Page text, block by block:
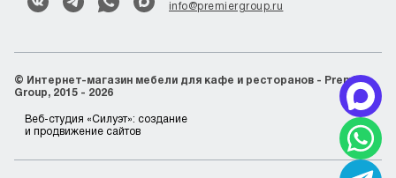
info@premiergroup.ru
© Интернет-магазин мебели для кафе и ресторанов - Premier
Group, 2015 - 2026
Веб-студия «Силуэт»: создание
и продвижение сайтов